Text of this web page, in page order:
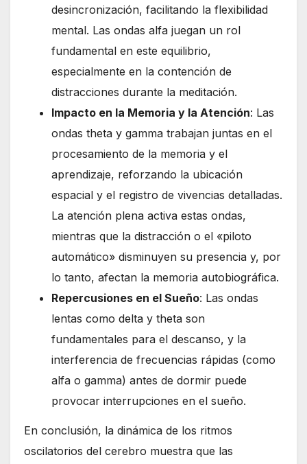
desincronización, facilitando la flexibilidad
mental. Las ondas alfa juegan un rol
fundamental en este equilibrio,
especialmente en la contención de
distracciones durante la meditación.
Impacto en la Memoria y la Atención: Las
ondas theta y gamma trabajan juntas en el
procesamiento de la memoria y el
aprendizaje, reforzando la ubicación
espacial y el registro de vivencias detalladas.
La atención plena activa estas ondas,
mientras que la distracción o el «piloto
automático» disminuyen su presencia y, por
lo tanto, afectan la memoria autobiográfica.
Repercusiones en el Sueño: Las ondas
lentas como delta y theta son
fundamentales para el descanso, y la
interferencia de frecuencias rápidas (como
alfa o gamma) antes de dormir puede
provocar interrupciones en el sueño.
En conclusión, la dinámica de los ritmos
oscilatorios del cerebro muestra que las